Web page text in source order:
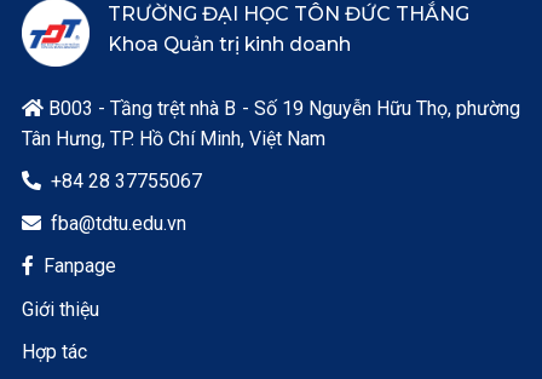
TRƯỜNG ĐẠI HỌC TÔN ĐỨC THẮNG
Khoa Quản trị kinh doanh
B003 - Tầng trệt nhà B - Số 19 Nguyễn Hữu Thọ, phường
Tân Hưng, TP. Hồ Chí Minh, Việt Nam
 +84 28 37755067
 fba@tdtu.edu.vn

Fanpage
Giới thiệu
Hợp tác